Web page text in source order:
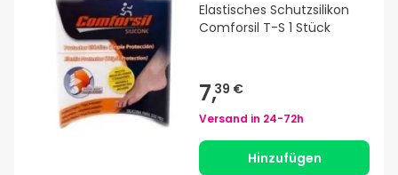
Elastisches Schutzsilikon
Comforsil T-S 1 Stück
7,39 €
Versand in 24-72h
Hinzufügen